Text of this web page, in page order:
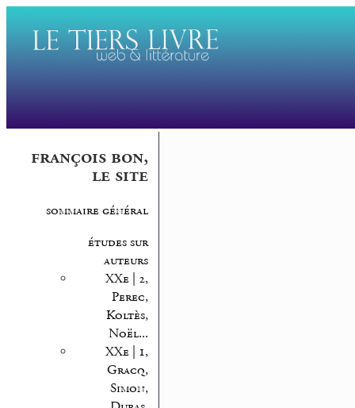
françois bon,
le site
sommaire général
études sur
auteurs
XXe | 2,
Perec,
Koltès,
Noël...
XXe | 1,
Gracq,
Simon,